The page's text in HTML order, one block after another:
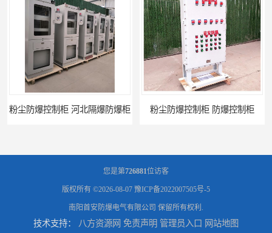
粉尘防爆控制柜 防爆控制柜
您是第726881位访客
版权所有 ©2026-08-07 豫ICP备2022007505号-5
南阳首安防爆电气有限公司 保留所有权利.
技术支持： 八方资源网 免责声明 管理员入口 网站地图